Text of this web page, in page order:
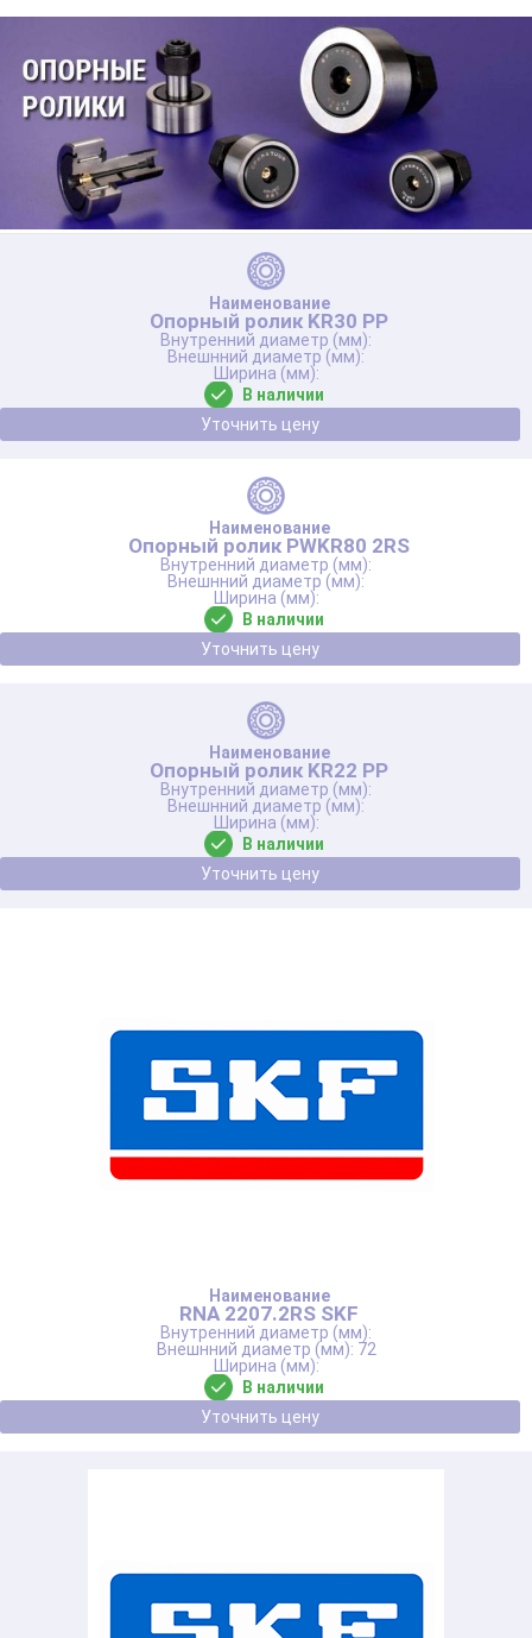
Опорный ролик KR30 PP
В наличии
Уточнить цену
Опорный ролик PWKR80 2RS
В наличии
Уточнить цену
Опорный ролик KR22 PP
В наличии
Уточнить цену
RNA 2207.2RS SKF
72
В наличии
Уточнить цену